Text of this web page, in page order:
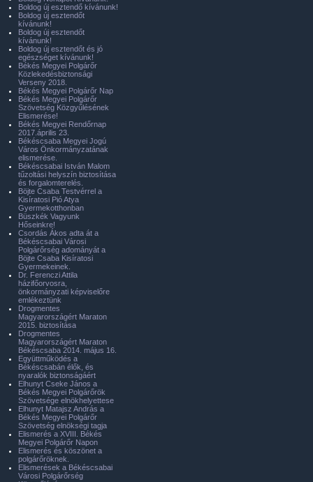
Boldog új esztendő kívánunk!
Boldog új esztendőt
kívánunk!
Boldog új esztendőt
kívánunk!
Boldog új esztendőt és jó
egészséget kívánunk!
Békés Megyei Polgárőr
Közlekedésbiztonsági
Verseny 2018.
Békés Megyei Polgárőr Nap
Békés Megyei Polgárőr
Szövetség Közgyűlésének
Elismerése!
Békés Megyei Rendőrnap
2017.április 23.
Békéscsaba Megyei Jogú
Város Önkormányzatának
elismerése.
Békéscsabai István Malom
tűzoltási helyszín biztosítása
és forgalomterelés.
Böjte Csaba Testvérrel a
Kisíratosi Pió Atya
Gyermekotthonban
Büszkék Vagyunk
Hőseinkre!
Csordás Ákos adta át a
Békéscsabai Városi
Polgárőrség adományát a
Böjte Csaba Kisíratosi
Gyermekeinek.
Dr. Ferenczi Attila
házifőorvosra,
önkormányzati képviselőre
emlékeztünk
Drogmentes
Magyarországért Maraton
2015. biztosítása
Drogmentes
Magyarországért Maraton
Békéscsaba 2014. május 16.
Együttműködés a
Békéscsabán élők, és
nyaralók biztonságáért
Elhunyt Cseke János a
Békés Megyei Polgárőrök
Szövetsége elnökhelyettese
Elhunyt Matajsz András a
Békés Megyei Polgárőr
Szövetség elnökségi tagja
Elismerés a XVIII. Békés
Megyei Polgárőr Napon
Elismerés és köszönet a
polgárőröknek.
Elismerések a Békéscsabai
Városi Polgárőrség